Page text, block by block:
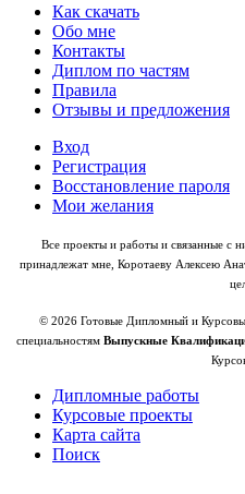
Как скачать
Обо мне
Контакты
Диплом по частям
Правила
Отзывы и предложения
Вход
Регистрация
Восстановление пароля
Мои желания
Все проекты и работы и связанные с
принадлежат мне, Коротаеву Алексею
© 2026 Готовые Дипломный и
специальностям Выпускные
Дипломные работы
Курсовые проекты
Карта сайта
Поиск